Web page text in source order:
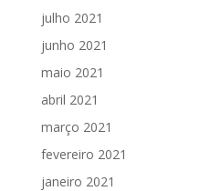
julho 2021
junho 2021
maio 2021
abril 2021
março 2021
fevereiro 2021
janeiro 2021